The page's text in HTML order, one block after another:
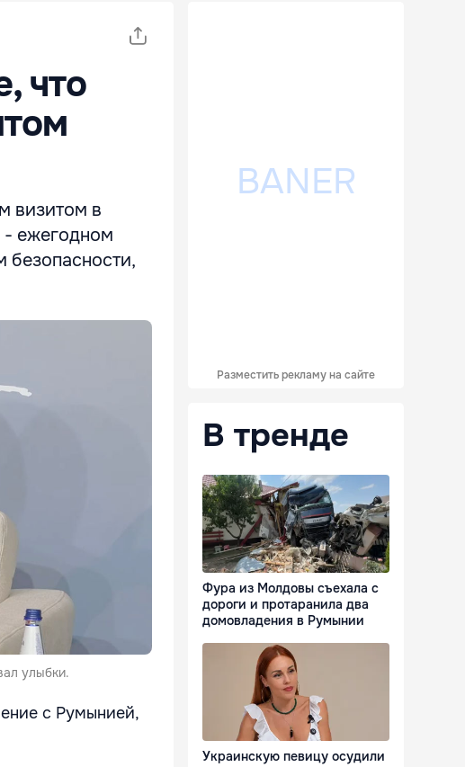
что
визитом в
- ежегодном
безопасности,
улыбки.
с Румынией,
Разместить рекламу на сайте
В тренде
Фура из Молдовы съехала с
дороги и протаранила два
домовладения в Румынии
Украинскую певицу осудили